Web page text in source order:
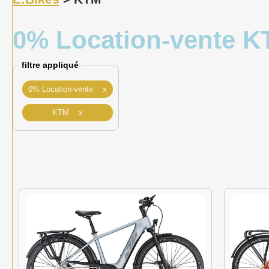
0% Location-vente
filtre appliqué
0% Location-vente x
KTM x